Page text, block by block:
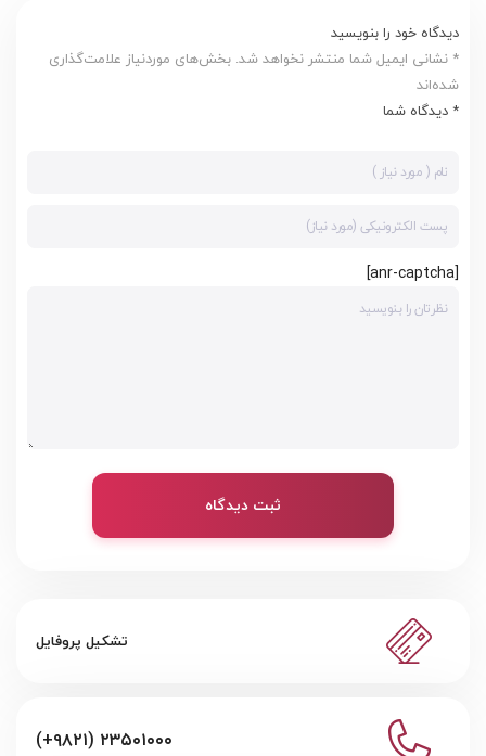
دیدگاه خود را بنویسید
* نشانی ایمیل شما منتشر نخواهد شد. بخش‌های موردنیاز علامت‌گذاری
شده‌اند
* دیدگاه شما
[anr-captcha]
ثبت دیدگاه
تشکیل پروفایل
(+۹۸۲۱) ۲۳۵۰۱۰۰۰